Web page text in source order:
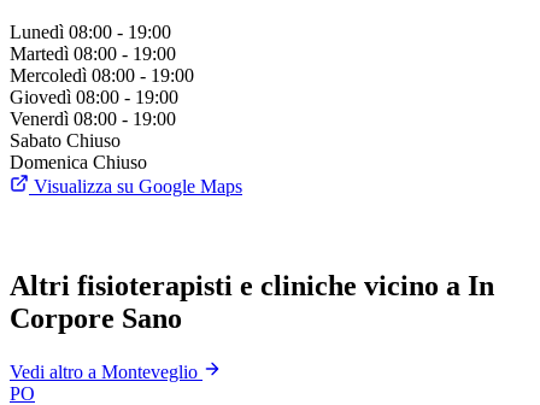
Lunedì 08:00 - 19:00
Martedì 08:00 - 19:00
Mercoledì 08:00 - 19:00
Giovedì 08:00 - 19:00
Venerdì 08:00 - 19:00
Sabato Chiuso
Domenica Chiuso
Visualizza su Google Maps
Altri fisioterapisti e cliniche vicino a In
Corpore Sano
Vedi altro a Monteveglio
PO